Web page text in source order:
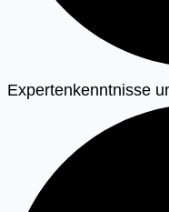
Expertenkenntnisse